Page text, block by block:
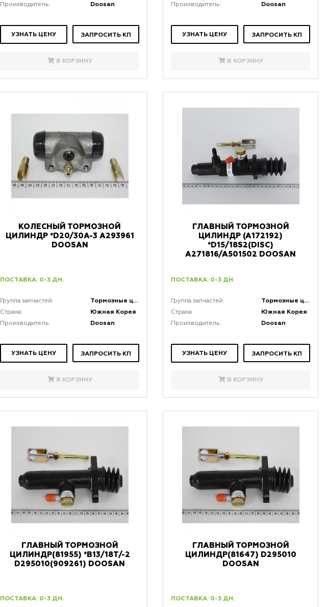
Производитель: Doosan
УЗНАТЬ ЦЕНУ ЗАПРОСИТЬ КП
В КОРЗИНУ
Производитель: Doosan
УЗНАТЬ ЦЕНУ ЗАПРОСИТЬ КП
В КОРЗИНУ
КОЛЕСНЫЙ ТОРМОЗНОЙ
ЦИЛИНДР *D20/30A-3 A293961
DOOSAN
ПОСТАВКА: 0-3 ДН.
Группа запчастей: Тормозные цилиндры
Страна: Южная Корея
Производитель: Doosan
УЗНАТЬ ЦЕНУ ЗАПРОСИТЬ КП
В КОРЗИНУ
ГЛАВНЫЙ ТОРМОЗНОЙ
ЦИЛИНДР (А172192)
*D15/18S2(DISC)
A271816/A501502 DOOSAN
ПОСТАВКА: 0-3 ДН.
Группа запчастей: Тормозные цилиндры
Страна: Южная Корея
Производитель: Doosan
УЗНАТЬ ЦЕНУ ЗАПРОСИТЬ КП
В КОРЗИНУ
ГЛАВНЫЙ ТОРМОЗНОЙ
ЦИЛИНДР(81955) *B13/18T/-2
D295010(909261) DOOSAN
ПОСТАВКА: 0-3 ДН.
ГЛАВНЫЙ ТОРМОЗНОЙ
ЦИЛИНДР(81647) D295010
DOOSAN
ПОСТАВКА: 0-3 ДН.